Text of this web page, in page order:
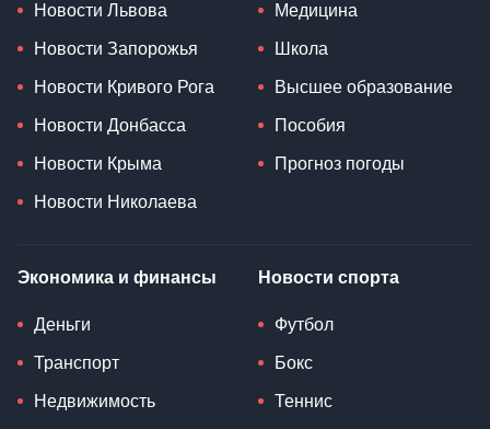
Новости Львова
Новости Запорожья
Новости Кривого Рога
Новости Донбасса
Новости Крыма
Новости Николаева
Медицина
Школа
Высшее образование
Пособия
Прогноз погоды
Экономика и финансы
Деньги
Транспорт
Недвижимость
Новости спорта
Футбол
Бокс
Теннис